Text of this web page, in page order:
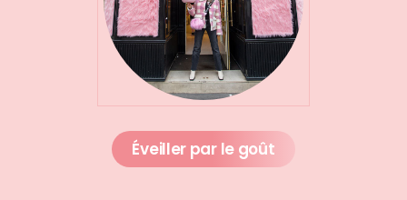
Éveiller par le goût